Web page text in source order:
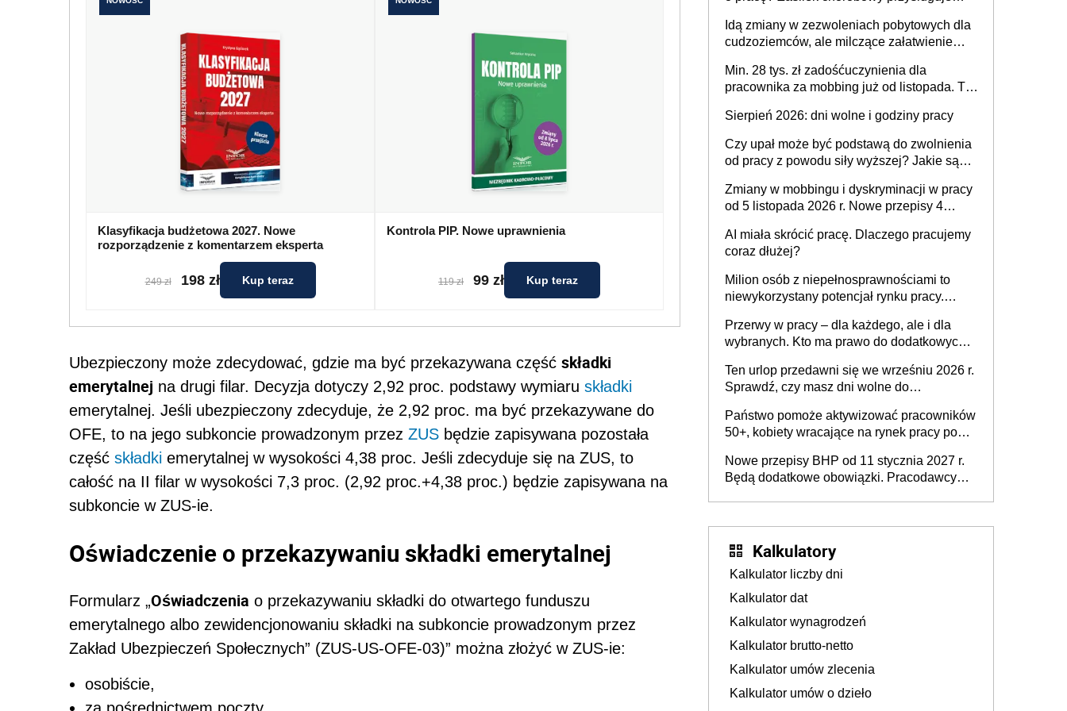
Klasyfikacja budżetowa 2027. Nowe
rozporządzenie z komentarzem eksperta
249 zł 198 zł Kup teraz
Kontrola PIP. Nowe uprawnienia
119 zł 99 zł Kup teraz
Ubezpieczony może zdecydować, gdzie ma być przekazywana część składki
emerytalnej na drugi filar. Decyzja dotyczy 2,92 proc. podstawy wymiaru składki
emerytalnej. Jeśli ubezpieczony zdecyduje, że 2,92 proc. ma być przekazywane do
OFE, to na jego subkoncie prowadzonym przez ZUS będzie zapisywana pozostała
część składki emerytalnej w wysokości 4,38 proc. Jeśli zdecyduje się na ZUS, to
całość na II filar w wysokości 7,3 proc. (2,92 proc.+4,38 proc.) będzie zapisywana na
subkoncie w ZUS-ie.
Oświadczenie o przekazywaniu składki emerytalnej
Formularz „Oświadczenia o przekazywaniu składki do otwartego funduszu
emerytalnego albo zewidencjonowaniu składki na subkoncie prowadzonym przez
Zakład Ubezpieczeń Społecznych” (ZUS-US-OFE-03)” można złożyć w ZUS-ie:
osobiście,
dni od ustania stosunku pracy
Idą zmiany w zezwoleniach pobytowych dla
cudzoziemców, ale milczące załatwienie
Min. 28 tys. zł zadośćuczynienia dla
pracownika za mobbing już od listopada. To
zespołu
Sierpień 2026: dni wolne i godziny pracy
Czy upał może być podstawą do zwolnienia
od pracy z powodu siły wyższej? Jakie są
Zmiany w mobbingu i dyskryminacji w pracy
od 5 listopada 2026 r. Nowe przepisy 4
Ustaw
AI miała skrócić pracę. Dlaczego pracujemy
coraz dłużej?
Milion osób z niepełnosprawnościami to
niewykorzystany potencjał rynku pracy.
dofinansowań czy refundacji, ale bariery po
stronie systemu i świadomości
pracodawców [WYWIAD]
Przerwy w pracy – dla każdego, ale i dla
wybranych. Kto ma prawo do dodatkowych
Ten urlop przedawni się we wrześniu 2026 r.
Sprawdź, czy masz dni wolne do
Państwo pomoże aktywizować pracowników
50+, kobiety wracające na rynek pracy po
osoby neuroatypowe. Powstanie Fundusz
na rzecz Inkluzywności w Zatrudnianiu?
Nowe przepisy BHP od 11 stycznia 2027 r.
Będą dodatkowe obowiązki. Pracodawcy
Kalkulatory
Kalkulator liczby dni
Kalkulator dat
Kalkulator wynagrodzeń
Kalkulator brutto-netto
Kalkulator umów zlecenia
Kalkulator umów o dzieło